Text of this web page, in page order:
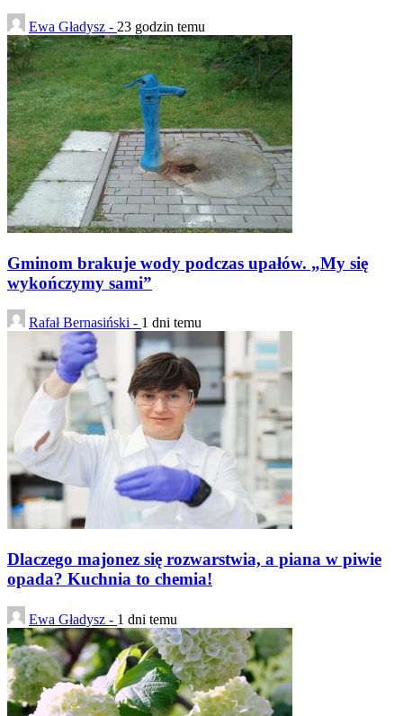
Ewa Gładysz - 23 godzin temu
Gminom brakuje wody podczas upałów. „My się
wykończymy sami”
Rafał Bernasiński - 1 dni temu
Dlaczego majonez się rozwarstwia, a piana w piwie
opada? Kuchnia to chemia!
Ewa Gładysz - 1 dni temu